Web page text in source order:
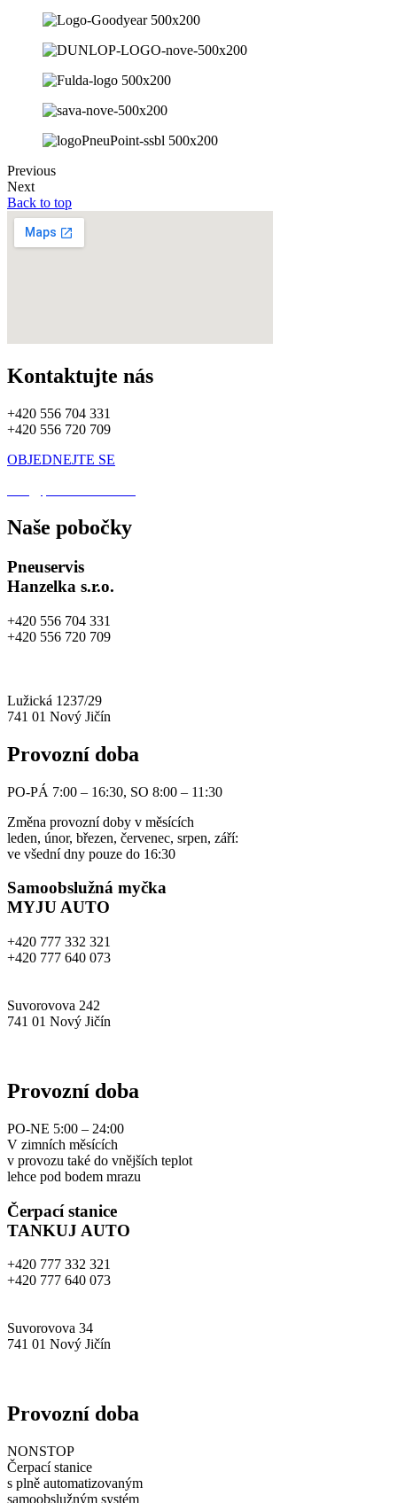
Previous
Next
Back to top
Kontaktujte nás
+420 556 704 331
+420 556 720 709
OBJEDNEJTE SE
Naše pobočky
Pneuservis
Hanzelka s.r.o.
+420 556 704 331
+420 556 720 709
Lužická 1237/29
741 01 Nový Jičín
Provozní doba
PO-PÁ 7:00 – 16:30, SO 8:00 – 11:30
Změna provozní doby v měsících
leden, únor, březen, červenec, srpen, září:
ve všední dny pouze do 16:30
Samoobslužná myčka
MYJU AUTO
+420 777 332 321
+420 777 640 073
Suvorovova 242
741 01 Nový Jičín
Provozní doba
PO-NE 5:00 – 24:00
V zimních měsících
v provozu také do vnějších teplot
lehce pod bodem mrazu
Čerpací stanice
TANKUJ AUTO
+420 777 332 321
+420 777 640 073
Suvorovova 34
741 01 Nový Jičín
Provozní doba
NONSTOP
Čerpací stanice
s plně automatizovaným
samoobslužným systém